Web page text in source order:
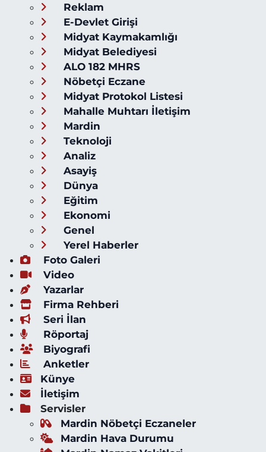
Reklam
E-Devlet Girişi
Midyat Kaymakamlığı
Midyat Belediyesi
ALO 182 MHRS
Nöbetçi Eczane
Midyat Protokol Listesi
Mahalle Muhtarı İletişim
Mardin
Teknoloji
Analiz
Asayiş
Dünya
Eğitim
Ekonomi
Genel
Yerel Haberler
Foto Galeri
Video
Yazarlar
Firma Rehberi
Seri İlan
Röportaj
Biyografi
Anketler
Künye
İletişim
Servisler
Mardin Nöbetçi Eczaneler
Mardin Hava Durumu